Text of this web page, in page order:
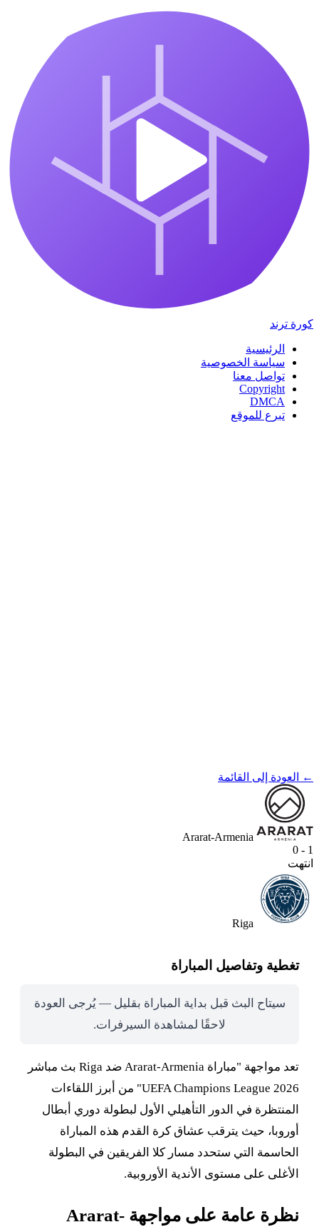
كورة ترند
الرئيسية
سياسة الخصوصية
تواصل معنا
Copyright
DMCA
تبرع للموقع
← العودة إلى القائمة
Ararat-Armenia
1 - 0
انتهت
Riga
تغطية وتفاصيل المباراة
سيتاح البث قبل بداية المباراة بقليل — يُرجى العودة
لاحقًا لمشاهدة السيرفرات.
تعد مواجهة "مباراة Ararat-Armenia ضد Riga بث مباشر
UEFA Champions League 2026" من أبرز اللقاءات
المنتظرة في الدور التأهيلي الأول لبطولة دوري أبطال
أوروبا، حيث يترقب عشاق كرة القدم هذه المباراة
الحاسمة التي ستحدد مسار كلا الفريقين في البطولة
الأغلى على مستوى الأندية الأوروبية.
نظرة عامة على مواجهة Ararat-